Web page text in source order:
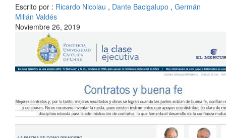
Escrito por : Ricardo Nicolau , Dante Bacigalupo , Germán
Millán Valdés
Noviembre 26, 2019